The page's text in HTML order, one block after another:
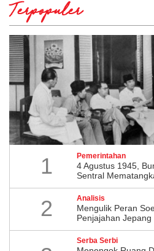
Terpopuler
1 Pemerintahan
4 Agustus 1945,
Sentral
2 Analisis
Mengulik Peran
Penjajahan
Serba Serbi